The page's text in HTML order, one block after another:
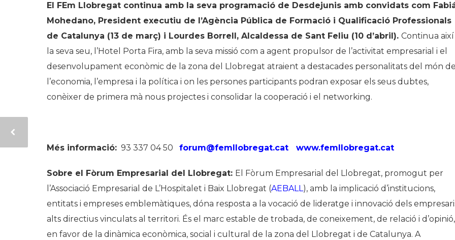
El FEm Llobregat continua amb la seva programació de Desdejunis amb convidats com
Mohedano, President executiu de l’Agència Pública de Formació i Qualificació Professionals
de Catalunya (13 de març) i Lourdes Borrell, Alcaldessa de Sant Feliu (10 d’abril). Continua així
la seva seu, l’Hotel Porta Fira, amb la seva missió com a agent propulsor de l’activitat empresarial i el
desenvolupament econòmic de la zona del Llobregat atraient a destacades personalitats del món
l’economia, l’empresa i la política i on les persones participants podran exposar els seus dubtes,
conèixer de primera mà nous projectes i consolidar la cooperació i el networking.
Més informació: 93 337 04 50 forum@femllobregat.cat www.femllobregat.cat
Sobre el Fòrum Empresarial del Llobregat: El Fòrum Empresarial del Llobregat, promogut per
l’Associació Empresarial de L’Hospitalet i Baix Llobregat (AEBALL), amb la implicació d’institucions,
entitats i empreses emblemàtiques, dóna resposta a la vocació de lideratge i innovació dels
alts directius vinculats al territori. És el marc estable de trobada, de coneixement, de relació i d’opinió,
en favor de la dinàmica econòmica, social i cultural de la zona del Llobregat i de Catalunya. A